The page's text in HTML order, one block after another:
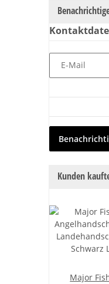
E-Mail
Kunden
Major